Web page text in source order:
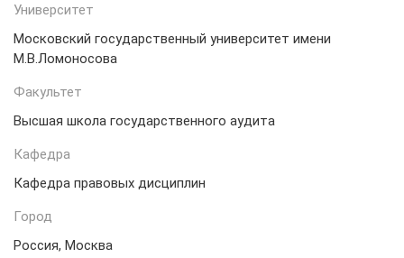
Университет
Московский государственный университет имени
М.В.Ломоносова
Факультет
Высшая школа государственного аудита
Кафедра
Кафедра правовых дисциплин
Город
Россия, Москва